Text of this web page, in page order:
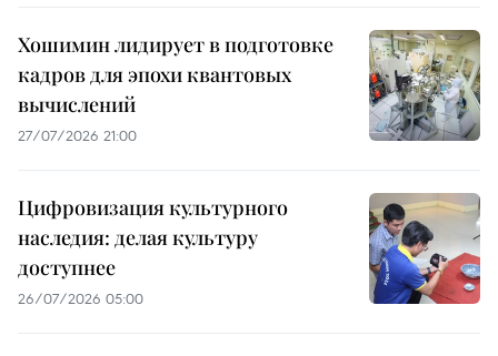
Хошимин лидирует в подготовке
кадров для эпохи квантовых
вычислений
27/07/2026 21:00
Цифровизация культурного
наследия: делая культуру
доступнее
26/07/2026 05:00